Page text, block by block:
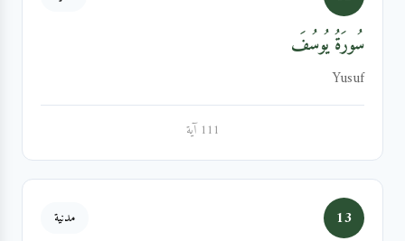
سُورَةُ يُوسُفَ
Yusuf
111 آية
13 مدنية